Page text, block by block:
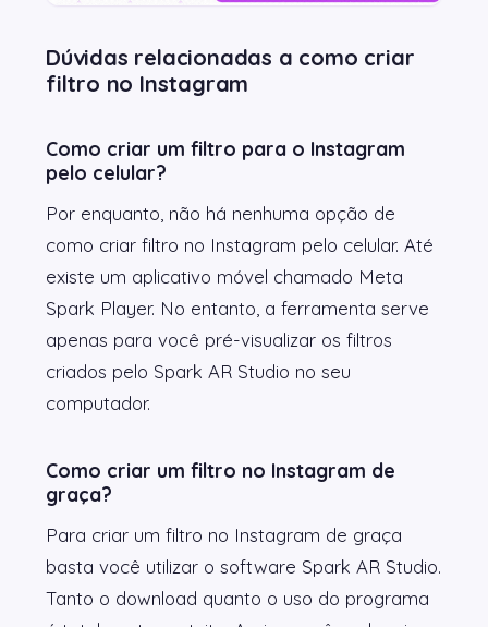
Dúvidas relacionadas a como criar
filtro no Instagram
Como criar um filtro para o Instagram
pelo celular?
Por enquanto, não há nenhuma opção de
como criar filtro no Instagram pelo celular. Até
existe um aplicativo móvel chamado Meta
Spark Player. No entanto, a ferramenta serve
apenas para você pré-visualizar os filtros
criados pelo Spark AR Studio no seu
computador.
Como criar um filtro no Instagram de
graça?
Para criar um filtro no Instagram de graça
basta você utilizar o software Spark AR Studio.
Tanto o download quanto o uso do programa